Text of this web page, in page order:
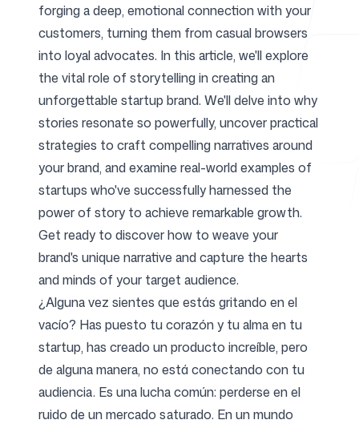
Precios
Centro de ayuda
Herramientas gratuitas
FAQ
Contacto
forging a deep, emotional connection with your
customers, turning them from casual browsers
into loyal advocates. In this article, we'll explore
the vital role of storytelling in creating an
unforgettable startup brand. We'll delve into why
stories resonate so powerfully, uncover practical
strategies to craft compelling narratives around
your brand, and examine real-world examples of
startups who've successfully harnessed the
power of story to achieve remarkable growth.
Get ready to discover how to weave your
brand's unique narrative and capture the hearts
and minds of your target audience.
¿Alguna vez sientes que estás gritando en el
vacío? Has puesto tu corazón y tu alma en tu
startup, has creado un producto increíble, pero
de alguna manera, no está conectando con tu
audiencia. Es una lucha común: perderse en el
ruido de un mercado saturado. En un mundo